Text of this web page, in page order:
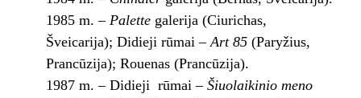
1985 m. – Palette galerija (Ciurichas,
Šveicarija); Didieji rūmai– Art 85(Paryžius,
Prancūzija); Rouenas (Prancūzija).
1987 m. – Didieji rūmai – Šiuolaikinio meno